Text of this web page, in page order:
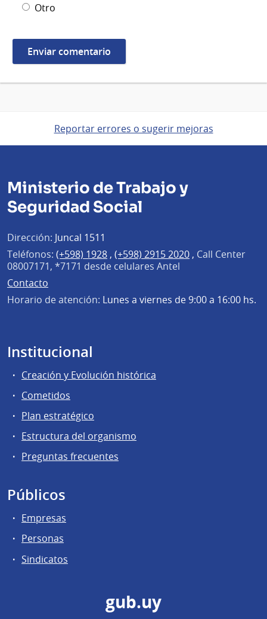
Otro
Reportar errores o sugerir mejoras
Ministerio de Trabajo y
Seguridad Social
Dirección: Juncal 1511
Teléfonos: (+598) 1928 , (+598) 2915 2020 , Call Center
08007171, *7171 desde celulares Antel
Contacto
Horario de atención: Lunes a viernes de 9:00 a 16:00 hs.
Institucional
Creación y Evolución histórica
Cometidos
Plan estratégico
Estructura del organismo
Preguntas frecuentes
Públicos
Empresas
Personas
Sindicatos
gub.uy